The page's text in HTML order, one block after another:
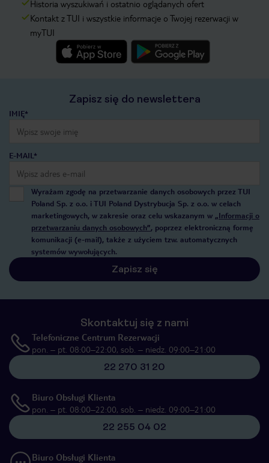
Historia wyszukiwań i ostatnio oglądanych ofert
Kontakt z TUI i wszystkie informacje o Twojej rezerwacji w
myTUI
Zapisz się do newslettera
IMIĘ*
E-MAIL*
Wyrażam zgodę na przetwarzanie danych osobowych przez TUI
Poland Sp. z o.o. i TUI Poland Dystrybucja Sp. z o.o. w celach
marketingowych, w zakresie oraz celu wskazanym w „Informacji o
przetwarzaniu danych osobowych”, poprzez elektroniczną formę
komunikacji (e-mail), także z użyciem tzw. automatycznych
systemów wywołujących.
Zapisz się
Skontaktuj się z nami
Telefoniczne Centrum Rezerwacji
pon. – pt. 08:00–22:00, sob. – niedz. 09:00–21:00
22 270 31 20
Biuro Obsługi Klienta
pon. – pt. 08:00–22:00, sob. – niedz. 09:00–21:00
22 255 04 02
Biuro Obsługi Klienta